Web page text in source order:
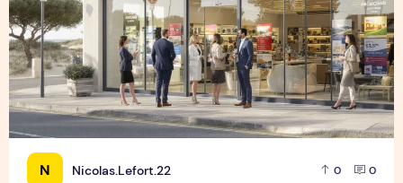
N Nicolas.Lefort.22 0 0